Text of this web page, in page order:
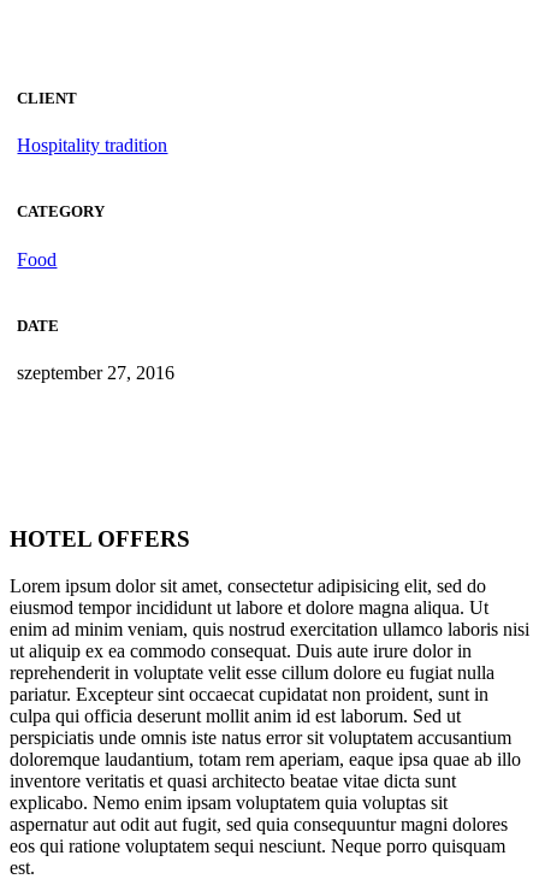
CLIENT
Hospitality tradition
CATEGORY
Food
DATE
szeptember 27, 2016
HOTEL OFFERS
Lorem ipsum dolor sit amet, consectetur adipisicing elit, sed do
eiusmod tempor incididunt ut labore et dolore magna aliqua. Ut
enim ad minim veniam, quis nostrud exercitation ullamco laboris nisi
ut aliquip ex ea commodo consequat. Duis aute irure dolor in
reprehenderit in voluptate velit esse cillum dolore eu fugiat nulla
pariatur. Excepteur sint occaecat cupidatat non proident, sunt in
culpa qui officia deserunt mollit anim id est laborum. Sed ut
perspiciatis unde omnis iste natus error sit voluptatem accusantium
doloremque laudantium, totam rem aperiam, eaque ipsa quae ab illo
inventore veritatis et quasi architecto beatae vitae dicta sunt
explicabo. Nemo enim ipsam voluptatem quia voluptas sit
aspernatur aut odit aut fugit, sed quia consequuntur magni dolores
eos qui ratione voluptatem sequi nesciunt. Neque porro quisquam
est.